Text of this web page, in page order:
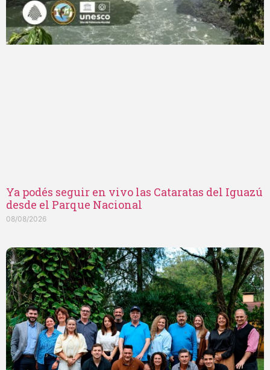
Ya podés seguir en vivo las Cataratas del Iguazú
desde el Parque Nacional
08/08/2026